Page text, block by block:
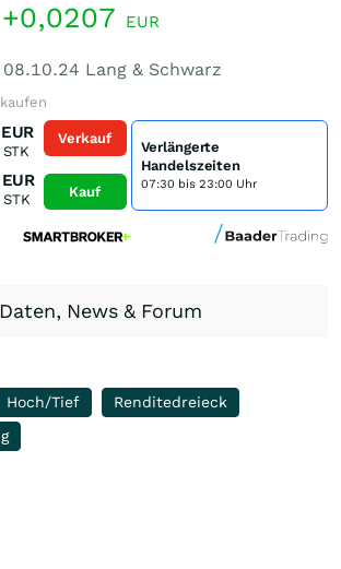
+0,0207 EUR
08.10.24 Lang & Schwarz
EUR
EUR
STK
Verkauf
Kauf
Verlängerte
Handelszeiten
07:30 bis 23:00 Uhr
News & Forum
Hoch/Tief
Renditedreieck